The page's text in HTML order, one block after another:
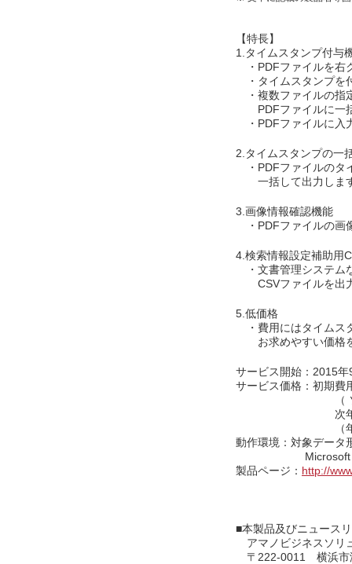
【特長】
1.タイムスタンプ付与
・PDFファイルを右
・タイムスタンプを
・複数ファイルの指
PDFファイルに一括
・PDFファイルに入
2.タイムスタンプの一
・PDFファイルのタ
一括して出力しま
3.画像情報確認機能
・PDFファイルの画
4.検索情報設定補助用
・文書管理システム
CSVファイルを出
5.低価格
・費用にはタイムス
お求めやすい価格
サービス開始：2015年
サービス価格：初期
（ ソフトウェア
次年度費用
（年間ソフトウ
動作環境：対象デー
Microsoft
製品ページ： http://
■本製品及びニュース
アマノビジネスソリ
〒222-0011 横浜市